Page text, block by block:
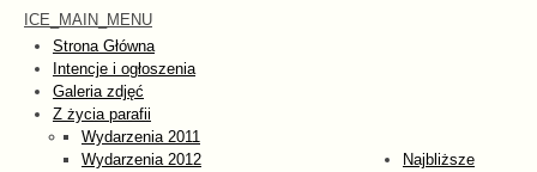
ICE_MAIN_MENU
Strona Główna
Intencje i ogłoszenia
Galeria zdjęć
Z życia parafii
Wydarzenia 2011
Wydarzenia 2012
Najbliższe